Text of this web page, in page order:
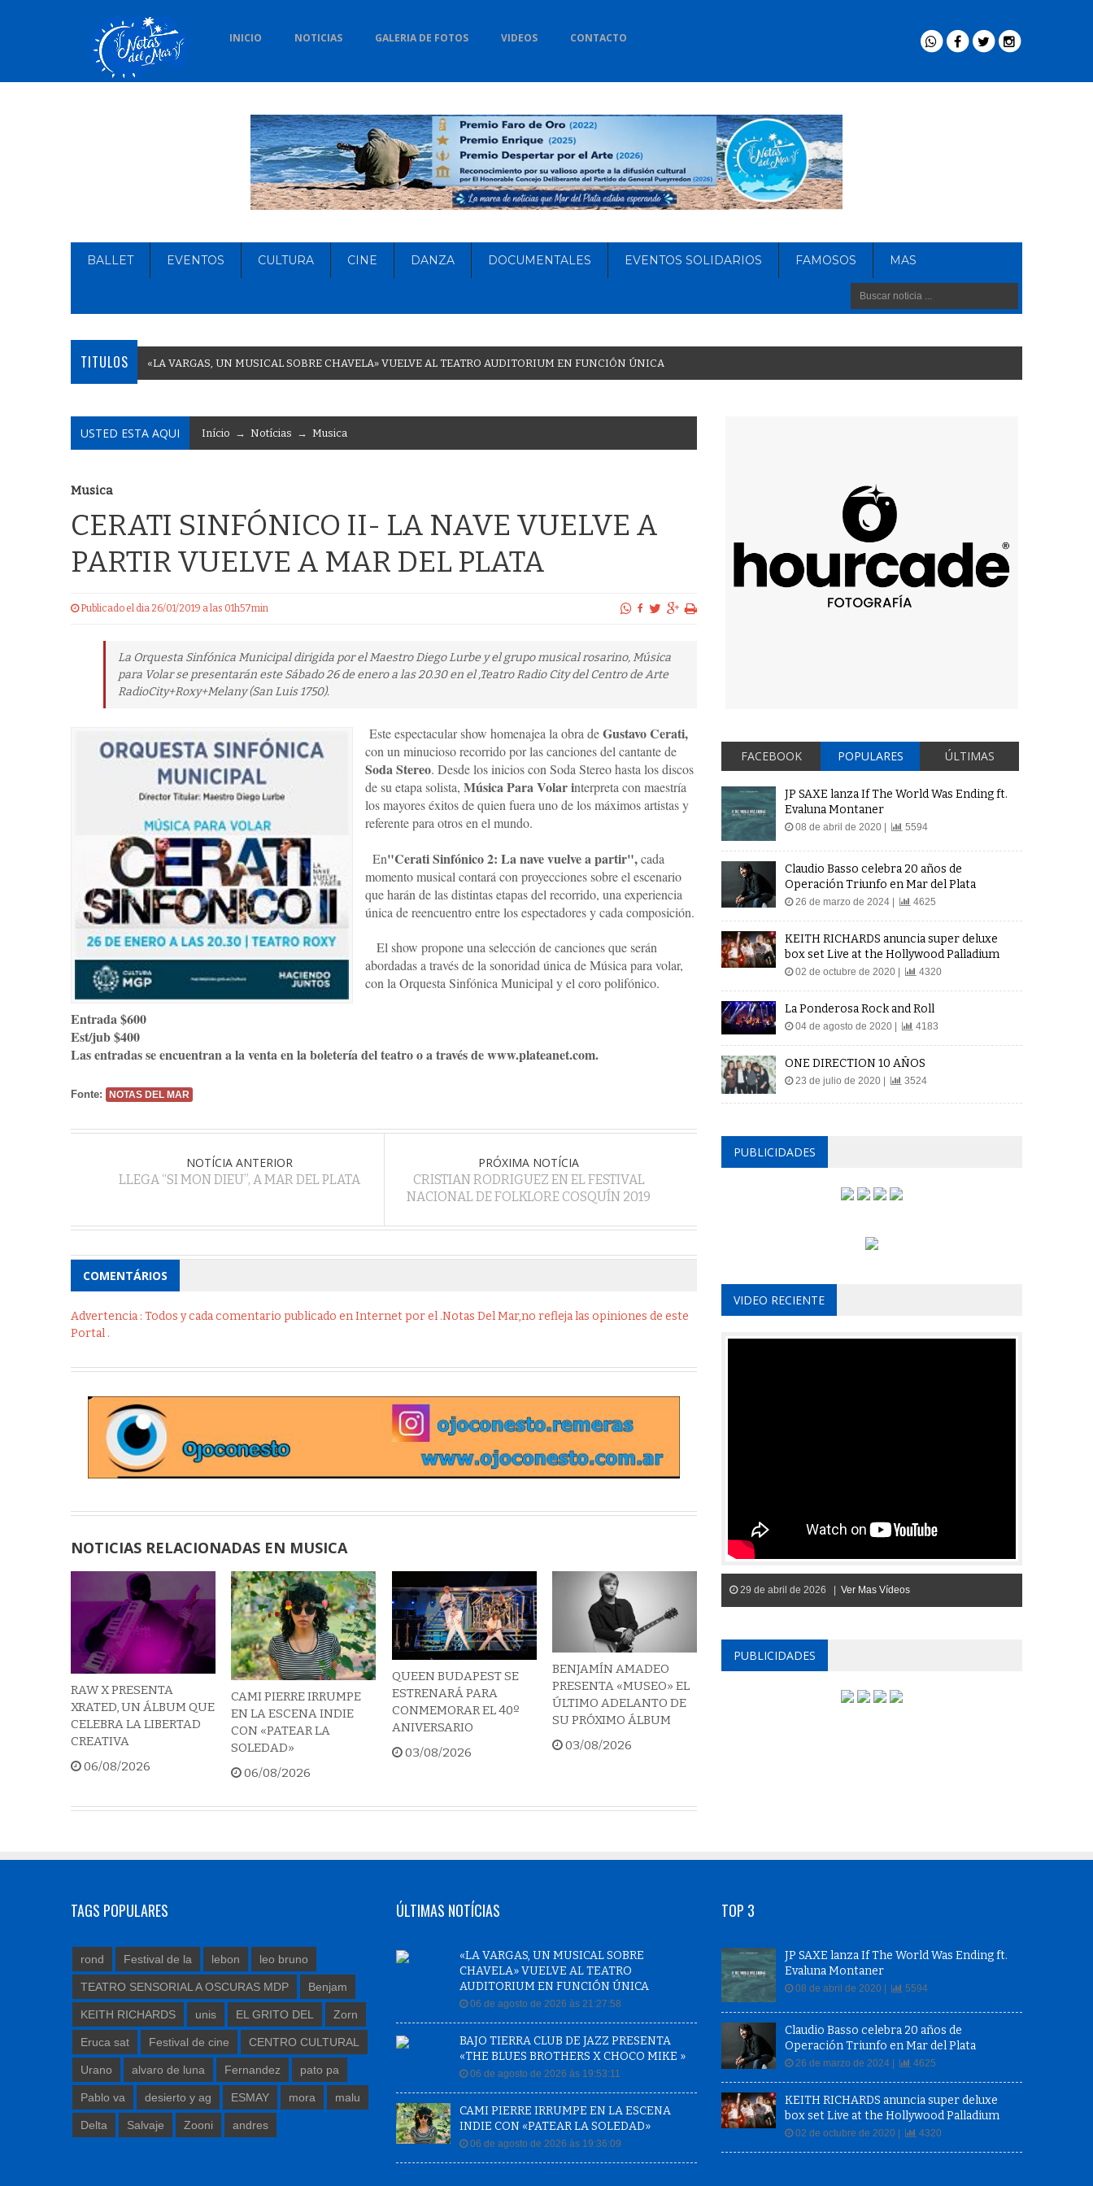
INICIO NOTICIAS GALERIA DE FOTOS VIDEOS CONTACTO
BALLET EVENTOS CULTURA CINE DANZA DOCUMENTALES EVENTOS SOLIDARIOS FAMOSOS MAS
TITULOS «LA VARGAS, UN MUSICAL SOBRE CHAVELA» VUELVE AL TEATRO AUDITORIUM EN FUNCIÓN ÚNICA
USTED ESTA AQUI Início → Notícias → Musica
Musica
CERATI SINFÓNICO II- LA NAVE VUELVE A
PARTIR VUELVE A MAR DEL PLATA
Publicado el dia 26/01/2019 a las 01h57min
La Orquesta Sinfónica Municipal dirigida por el Maestro Diego Lurbe y el grupo musical rosarino, Música
para Volar se presentarán este Sábado 26 de enero a las 20.30 en el ,Teatro Radio City del Centro de Arte
RadioCity+Roxy+Melany (San Luis 1750).
Este espectacular show homenajea la obra deGustavo Cerati,
con un minucioso recorrido por las canciones del cantante de
Soda Stereo. Desde los inicios con Soda Stereo hasta los discos
de su etapa solista, Música Para Volar interpreta con maestría
los mayores éxitos de quien fuera uno de los máximos artistas y
referente para otros en el mundo.
En"Cerati Sinfónico 2: La nave vuelve a partir",cada
momento musical contará con proyecciones sobre el escenario
que harán de las distintas etapas del recorrido, una experiencia
única de reencuentro entre los espectadores y cada composición.
El show propone una selección de canciones que serán
abordadas a través de la sonoridad única de Música para volar,
con la Orquesta Sinfónica Municipal y el coro polifónico.
Entrada $600
Est/jub $400
Las entradas se encuentran a la venta en la boletería del teatro o a través de www.plateanet.com.
Fonte: NOTAS DEL MAR
NOTÍCIA ANTERIOR
LLEGA “SI MON DIEU”, A MAR DEL PLATA
PRÓXIMA NOTÍCIA
CRISTIAN RODRIGUEZ EN EL FESTIVAL
NACIONAL DE FOLKLORE COSQUÍN 2019
COMENTÁRIOS
Advertencia : Todos y cada comentario publicado en Internet por el .Notas Del Mar,no refleja las opiniones de este
Portal .
NOTICIAS RELACIONADAS EN MUSICA
RAW X PRESENTA
XRATED, UN ÁLBUM QUE
CELEBRA LA LIBERTAD
CREATIVA
06/08/2026
CAMI PIERRE IRRUMPE
EN LA ESCENA INDIE
CON «PATEAR LA
SOLEDAD»
06/08/2026
QUEEN BUDAPEST SE
ESTRENARÁ PARA
CONMEMORAR EL 40º
ANIVERSARIO
03/08/2026
BENJAMÍN AMADEO
PRESENTA «MUSEO» EL
ÚLTIMO ADELANTO DE
SU PRÓXIMO ÁLBUM
03/08/2026
FACEBOOK POPULARES ÚLTIMAS
JP SAXE lanza If The World Was Ending ft.
Evaluna Montaner
08 de abril de 2020 | 5594
Claudio Basso celebra 20 años de
Operación Triunfo en Mar del Plata
26 de marzo de 2024 | 4625
KEITH RICHARDS anuncia super deluxe
box set Live at the Hollywood Palladium
02 de octubre de 2020 | 4320
La Ponderosa Rock and Roll
04 de agosto de 2020 | 4183
ONE DIRECTION 10 AÑOS
23 de julio de 2020 | 3524
PUBLICIDADES
VIDEO RECIENTE
29 de abril de 2026 | Ver Mas Vídeos
PUBLICIDADES
TAGS POPULARES
rond Festival de la lebon leo bruno
TEATRO SENSORIAL A OSCURAS MDP Benjam
KEITH RICHARDS unis EL GRITO DEL Zorn
Eruca sat Festival de cine CENTRO CULTURAL
Urano alvaro de luna Fernandez pato pa
Pablo va desierto y ag ESMAY mora malu
Delta Salvaje Zooni andres
ÚLTIMAS NOTÍCIAS
«LA VARGAS, UN MUSICAL SOBRE
CHAVELA» VUELVE AL TEATRO
AUDITORIUM EN FUNCIÓN ÚNICA
06 de agosto de 2026 às 21:27:58
BAJO TIERRA CLUB DE JAZZ PRESENTA
«THE BLUES BROTHERS X CHOCO MIKE »
06 de agosto de 2026 às 19:53:11
CAMI PIERRE IRRUMPE EN LA ESCENA
INDIE CON «PATEAR LA SOLEDAD»
06 de agosto de 2026 às 19:36:09
TOP 3
JP SAXE lanza If The World Was Ending ft.
Evaluna Montaner
08 de abril de 2020 | 5594
Claudio Basso celebra 20 años de
Operación Triunfo en Mar del Plata
26 de marzo de 2024 | 4625
KEITH RICHARDS anuncia super deluxe
box set Live at the Hollywood Palladium
02 de octubre de 2020 | 4320